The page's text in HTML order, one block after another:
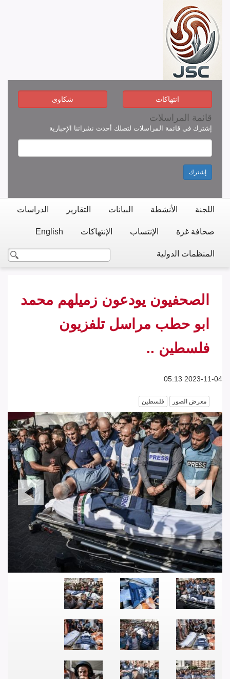
انتهاكات شكاوى
قائمة المراسلات
إشترك في قائمة المراسلات لتصلك أحدث نشراتنا الإخبارية
إشترك
اللجنة الأنشطة البيانات التقارير الدراسات
صحافة غزة الإنتساب الإنتهاكات English
المنظمات الدولية
الصحفيون يودعون زميلهم محمد
ابو حطب مراسل تلفزيون
فلسطين ..
2023-11-04 05:13
معرض الصور فلسطين